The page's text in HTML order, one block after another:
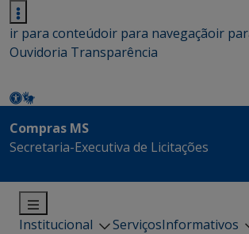
ir para conteúdoir para navegaçãoir
Ouvidoria Transparência
Compras MS
Secretaria-Executiva de Licitações
Institucional ServiçosInformativos